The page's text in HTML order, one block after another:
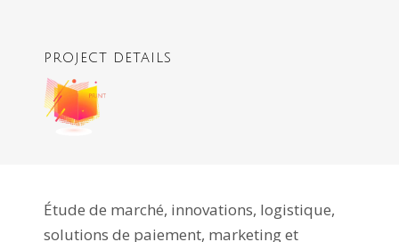
PROJECT DETAILS
Étude de marché, innovations, logistique,
solutions de paiement, marketing et